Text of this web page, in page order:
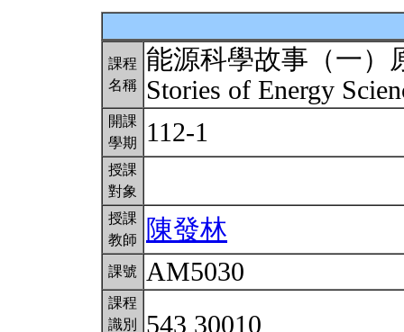
課程
名稱
能源科學故事（一）
Stories of Energy
開課
學期
112-1
授課
對象
授課
教師
陳發林
課號 AM5030
課程
識別
543 30010